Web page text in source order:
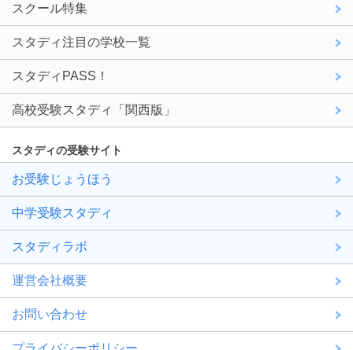
スクール特集
スタディ注目の学校一覧
スタディPASS！
高校受験スタディ「関西版」
スタディの受験サイト
お受験じょうほう
中学受験スタディ
スタディラボ
運営会社概要
お問い合わせ